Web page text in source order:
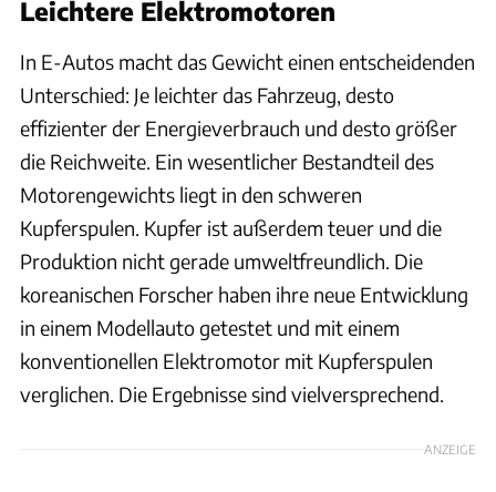
Leichtere Elektromotoren
In E-Autos macht das Gewicht einen entscheidenden
Unterschied: Je leichter das Fahrzeug, desto
effizienter der Energieverbrauch und desto größer
die Reichweite. Ein wesentlicher Bestandteil des
Motorengewichts liegt in den schweren
Kupferspulen. Kupfer ist außerdem teuer und die
Produktion nicht gerade umweltfreundlich. Die
koreanischen Forscher haben ihre neue Entwicklung
in einem Modellauto getestet und mit einem
konventionellen Elektromotor mit Kupferspulen
verglichen. Die Ergebnisse sind vielversprechend.
ANZEIGE